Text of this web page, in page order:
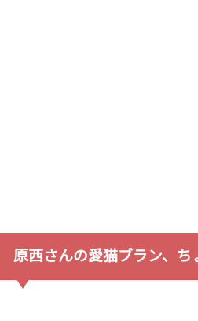
原西さんの愛猫ブラン、ち